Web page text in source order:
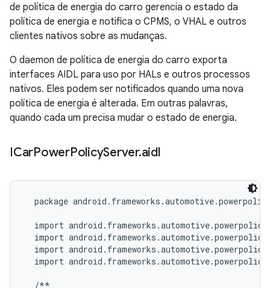
de política de energia do carro gerencia o estado da
política de energia e notifica o CPMS, o VHAL e outros
clientes nativos sobre as mudanças.
O daemon de política de energia do carro exporta
interfaces AIDL para uso por HALs e outros processos
nativos. Eles podem ser notificados quando uma nova
política de energia é alterada. Em outras palavras,
quando cada um precisa mudar o estado de energia.
ICarPowerPolicyServer.aidl
package
import
import
import
import
  /**